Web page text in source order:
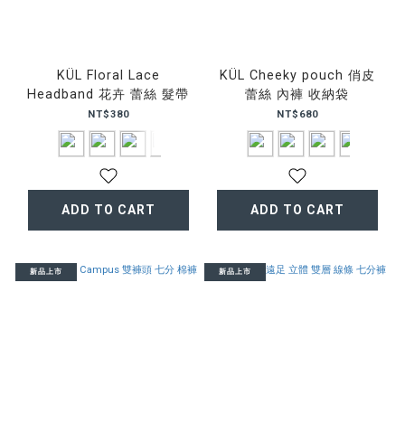
KÜL Floral Lace
Headband 花卉 蕾絲 髮帶
NT$380
ADD TO CART
KÜL Cheeky pouch 俏皮
蕾絲 內褲 收納袋
NT$680
ADD TO CART
新品上市 新品上市